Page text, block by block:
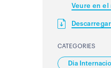
Veure en el
CATEGORIES
Dia